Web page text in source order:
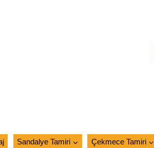
Sandalye Tamiri Çekmece Tamiri